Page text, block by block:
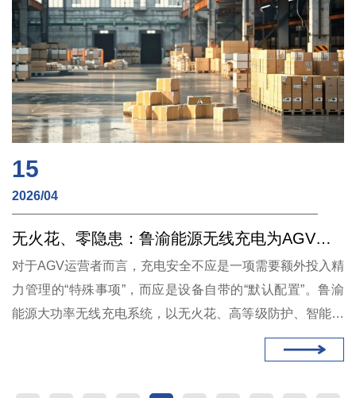
15
2026/04
无火花、零隐患：鲁渝能源无线充电为AGV仓储安全筑牢防线
对于AGV运营者而言，充电安全不应是一项需要额外投入精
力管理的“特殊事项”，而应是设备自带的“默认配置”。鲁渝
能源大功率无线充电系统，以无火花、高等级防护、智能监
控的硬核实力，让AGV车队的能源补给真正做到无隐患、零